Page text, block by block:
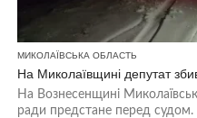
МИКОЛАЇВСЬКА ОБЛАСТЬ
На Миколаївщині депутат збив
На Вознесенщині
ради предстане перед судом.